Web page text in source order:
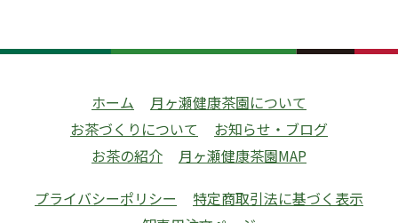
ホーム
月ヶ瀬健康茶園について
お茶づくりについて
お知らせ・ブログ
お茶の紹介
月ヶ瀬健康茶園MAP
プライバシーポリシー
特定商取引法に基づく表示